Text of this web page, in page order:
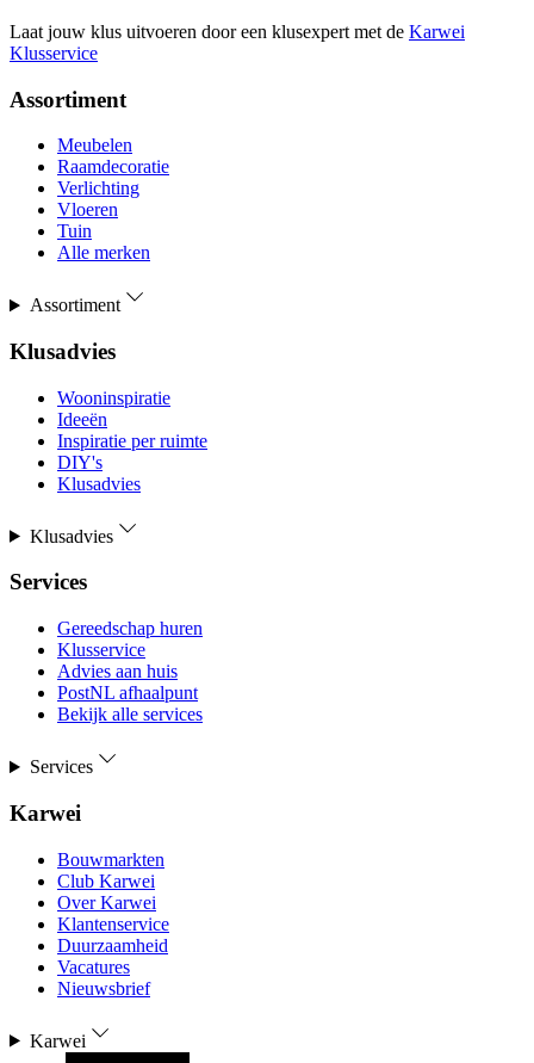
Laat jouw klus uitvoeren door een klusexpert met de Karwei
Klusservice
Assortiment
Meubelen
Raamdecoratie
Verlichting
Vloeren
Tuin
Alle merken
Assortiment
Klusadvies
Wooninspiratie
Ideeën
Inspiratie per ruimte
DIY's
Klusadvies
Klusadvies
Services
Gereedschap huren
Klusservice
Advies aan huis
PostNL afhaalpunt
Bekijk alle services
Services
Karwei
Bouwmarkten
Club Karwei
Over Karwei
Klantenservice
Duurzaamheid
Vacatures
Nieuwsbrief
Karwei